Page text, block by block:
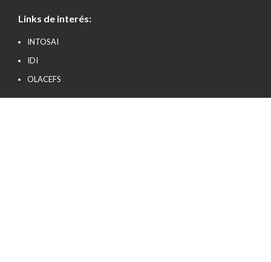
Links de interés:
INTOSAI
IDI
OLACEFS